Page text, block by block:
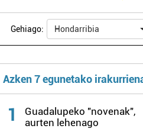
Gehiago: Hondarribia
Azken 7 egunetako
1
Guadalupeko "novenak",
aurten lehenago